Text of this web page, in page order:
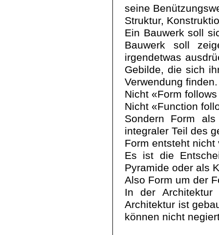
seine
Struktur,
Ein Bauwerk soll
Bauwerk soll
irgendetwas
Gebilde, die sich
Verwendung finden.
Nicht «Form
Nicht «Function
Sondern Form
integraler Teil des
Form entsteht nicht
Es ist die
Pyramide oder als
Also Form um der
In der
Architektur ist
können nicht